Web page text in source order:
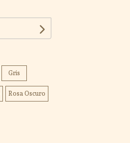
Gris
Rosa Oscuro